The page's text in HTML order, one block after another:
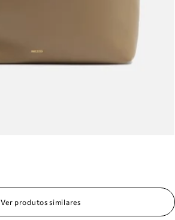
Ver produtos similares